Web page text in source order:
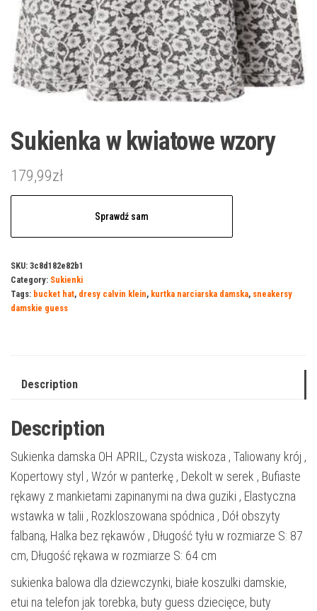
Sukienka w kwiatowe wzory
179,99zł
Sprawdź sam
SKU: 3c8d182e82b1
Category: Sukienki
Tags: bucket hat, dresy calvin klein, kurtka narciarska damska, sneakersy
damskie guess
Description
Description
Sukienka damska OH APRIL, Czysta wiskoza , Taliowany krój ,
Kopertowy styl , Wzór w panterkę , Dekolt w serek , Bufiaste
rękawy z mankietami zapinanymi na dwa guziki , Elastyczna
wstawka w talii , Rozkloszowana spódnica , Dół obszyty
falbaną, Halka bez rękawów , Długość tyłu w rozmiarze S: 87
cm, Długość rękawa w rozmiarze S: 64 cm
sukienka balowa dla dziewczynki, białe koszulki damskie,
etui na telefon jak torebka, buty guess dziecięce, buty